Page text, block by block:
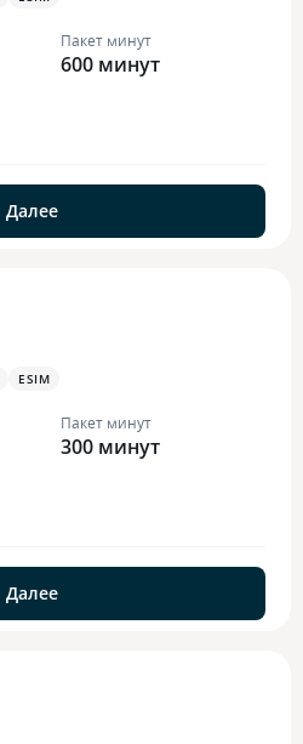
Пакет минут
600 минут
Далее
ESIM
Пакет минут
300 минут
Далее